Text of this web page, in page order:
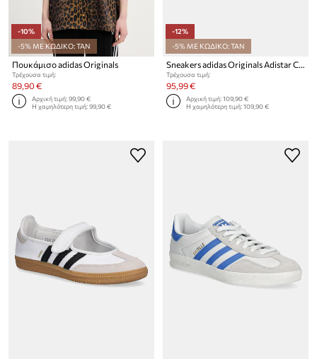
-10%
-5% ΜΕ ΚΩΔΙΚΟ: TAN
Πουκάμισο adidas Originals
Τρέχουσα τιμή:
89,90 €
Αρχική τιμή:99,90 €
Η χαμηλότερη τιμή:99,90 €
-12%
-5% ΜΕ ΚΩΔΙΚΟ: TAN
Sneakers adidas Originals Adistar Control 5
Τρέχουσα τιμή:
95,99 €
Αρχική τιμή:109,90 €
Η χαμηλότερη τιμή:109,90 €